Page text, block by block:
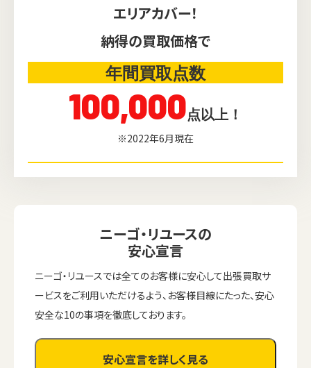
エリアカバー！
納得の買取価格で
年間買取点数
100,000点以上！
※2022年6月現在
ニーゴ・リユースの
安心宣言
ニーゴ・リユースでは全てのお客様に安心して出張買取サ
ービスをご利用いただけるよう、お客様目線にたった、安心
安全な10の事項を徹底しております。
安心宣言を詳しく見る